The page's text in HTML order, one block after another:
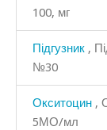
100, мг
Підгузник ,
№30
Окситоцин ,
5МО/мл